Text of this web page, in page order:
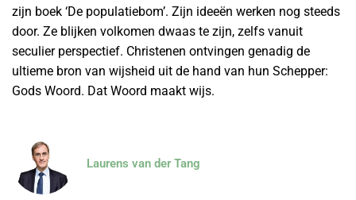
zijn boek ‘De populatiebom’. Zijn ideeën werken nog steeds
door. Ze blijken volkomen dwaas te zijn, zelfs vanuit
seculier perspectief. Christenen ontvingen genadig de
ultieme bron van wijsheid uit de hand van hun Schepper:
Gods Woord. Dat Woord maakt wijs.
Laurens van der Tang